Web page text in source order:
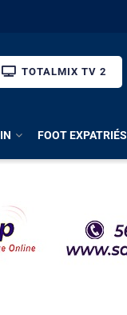
TOTALMIX TV 2
FOOT EXPATRIÉS